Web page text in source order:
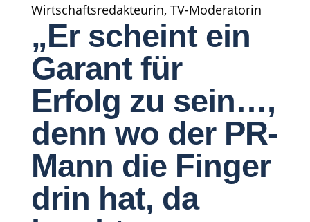
Wirtschaftsredakteurin, TV-Moderatorin
„Er scheint ein
Garant für
Erfolg zu sein…,
denn wo der PR-
Mann die Finger
drin hat, da